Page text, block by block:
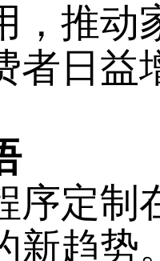
，推动
者日益
序定制
新趋势